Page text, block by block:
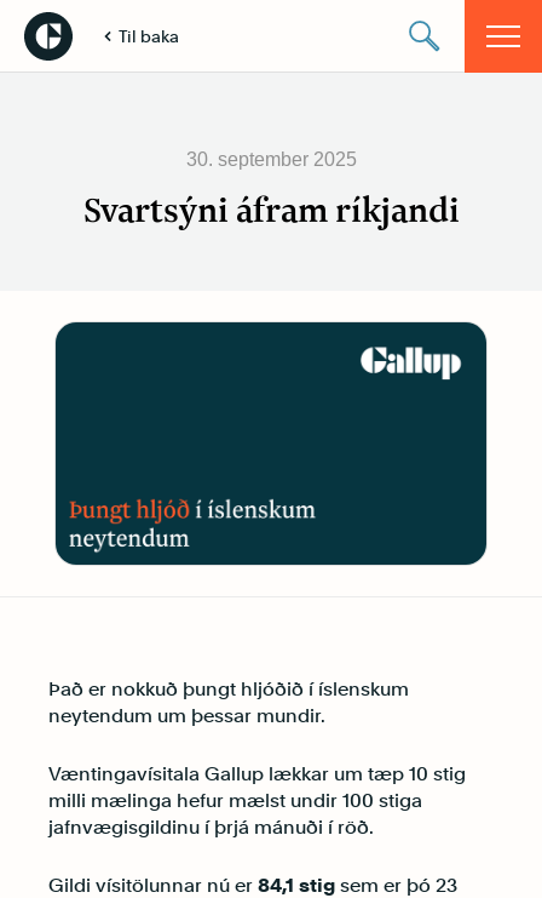
Til baka
30. september 2025
Svartsýni áfram ríkjandi
Það er nokkuð þungt hljóðið í íslenskum
neytendum um þessar mundir.
Væntingavísitala Gallup lækkar um tæp 10 stig
milli mælinga hefur mælst undir 100 stiga
jafnvægisgildinu í þrjá mánuði í röð.
Gildi vísitölunnar nú er 84,1 stig sem er þó 23